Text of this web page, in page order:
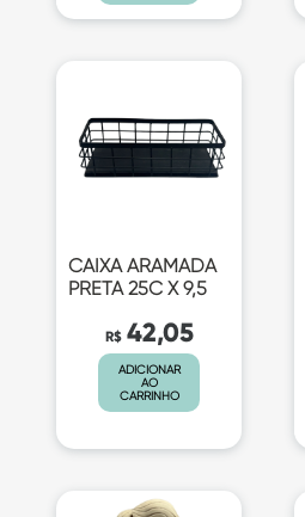
CAIXA ARAMADA
PRETA 25C X 9,5
R$ 42,05
ADICIONAR
AO
CARRINHO